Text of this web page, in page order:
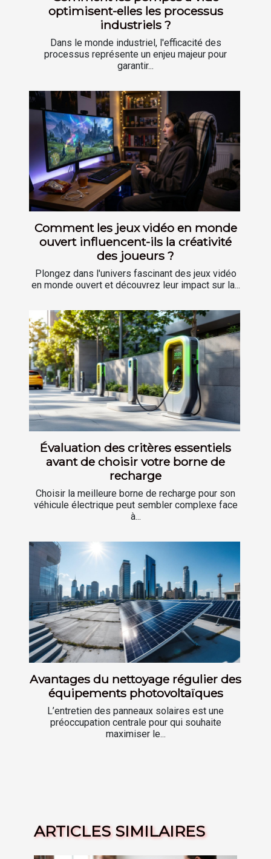
optimisent-elles les processus
industriels ?
Dans le monde industriel, l'efficacité des
processus représente un enjeu majeur pour
garantir...
Comment les jeux vidéo en monde
ouvert influencent-ils la créativité
des joueurs ?
Plongez dans l'univers fascinant des jeux vidéo
en monde ouvert et découvrez leur impact sur la...
Évaluation des critères essentiels
avant de choisir votre borne de
recharge
Choisir la meilleure borne de recharge pour son
véhicule électrique peut sembler complexe face
à...
Avantages du nettoyage régulier des
équipements photovoltaïques
L’entretien des panneaux solaires est une
préoccupation centrale pour qui souhaite
maximiser le...
ARTICLES SIMILAIRES